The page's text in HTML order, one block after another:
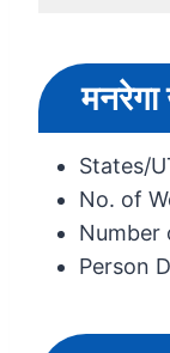
मनरेगा
States/
No. of
Number
Person